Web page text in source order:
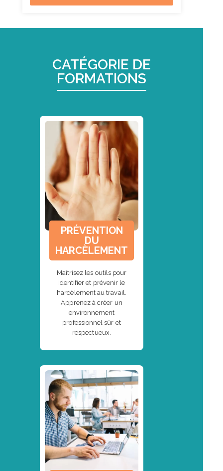
CATÉGORIE DE
FORMATIONS
PRÉVENTION
DU
HARCÈLEMENT
Maîtrisez les outils pour
identifier et prévenir le
harcèlement au travail.
Apprenez à créer un
environnement
professionnel sûr et
respectueux.